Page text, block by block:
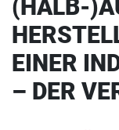
(HALB-
EINER
– DER